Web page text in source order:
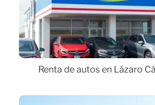
Renta de autos en Lázaro